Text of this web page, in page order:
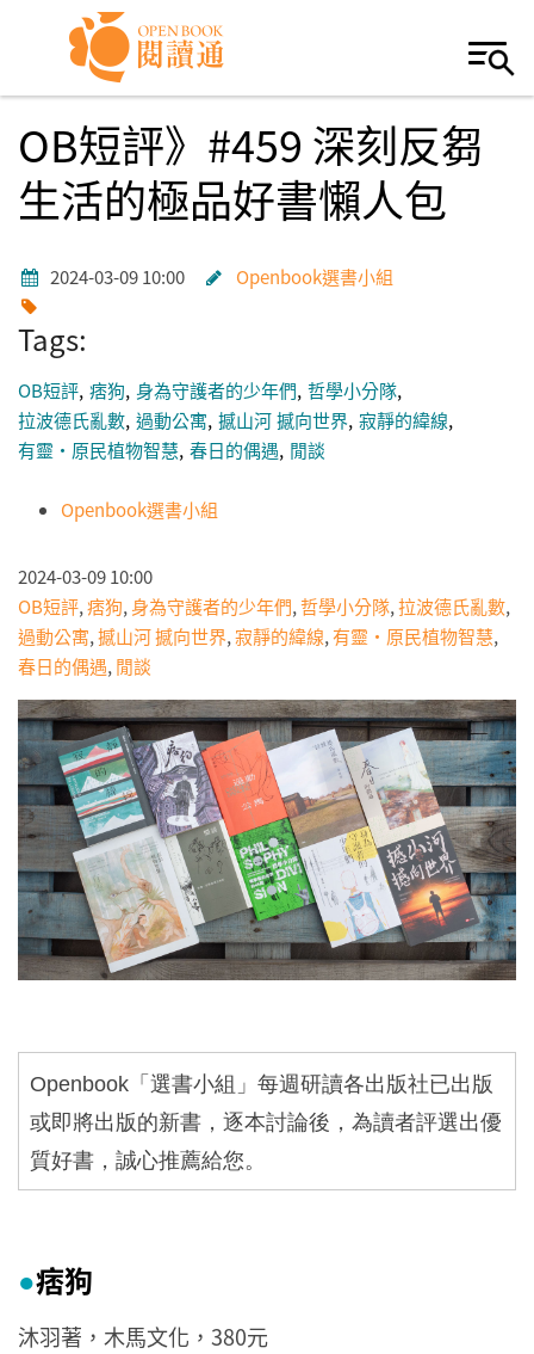
Skip to navigation
移至主內容
OB短評》#459 深刻反芻
生活的極品好書懶人包
2024-03-09 10:00 Openbook選書小組
Tags:
OB短評 痞狗 身為守護者的少年們
哲學小分隊
拉波德氏亂數 過動公寓 撼山河 撼向世界 寂靜的緯線
有靈・原民植物智慧 春日的偶遇 閒談
Openbook選書小組
2024-03-09 10:00
OB短評,痞狗, 身為守護者的少年們,哲學小分隊,拉波德氏亂數,
過動公寓,撼山河 撼向世界,寂靜的緯線,有靈・原民植物智慧,
春日的偶遇, 閒談
Openbook 「選書小組」每週研讀各出版社已出版
或即將出版的新書，逐本討論後，為讀者評選出優
質好書，誠心推薦給您。
●痞狗
沐羽著，木馬文化，380元